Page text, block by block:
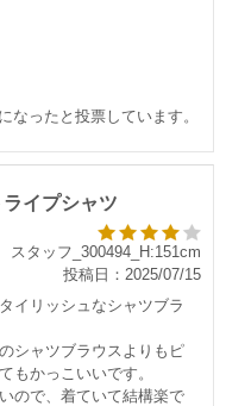
なったと投票しています。
イプシャツ
スタッフ_300494_H:151cm
投稿日：2025/07/15
イリッシュなシャツブラ
シャツブラウスよりもピ
もかっこいいです。
ので、着ていて結構楽で